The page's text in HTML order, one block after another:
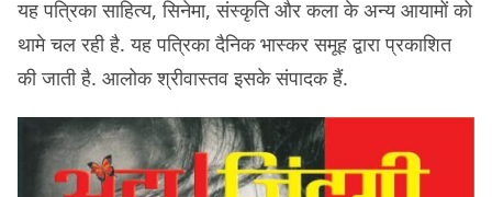
यह पत्रिका साहित्य, सिनेमा, संस्कृति और कला के अन्य आयामों को
थामे चल रही है. यह पत्रिका दैनिक भास्कर समूह द्वारा प्रकाशित
की जाती है. आलोक श्रीवास्तव इसके संपादक हैं.